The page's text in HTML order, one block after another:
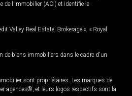
l’immobilier (ACI) et identifie le
Valley Real Estate, Brokerage », « Royal
de biens immobiliers dans le cadre d'un
sont propriétaires. Les marques de
agences®, et leurs logos respectifs sont la